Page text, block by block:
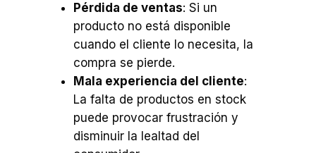
Pérdida de ventas: Si un
producto no está disponible
cuando el cliente lo necesita, la
compra se pierde.
Mala experiencia del cliente:
La falta de productos en stock
puede provocar frustración y
disminuir la lealtad del